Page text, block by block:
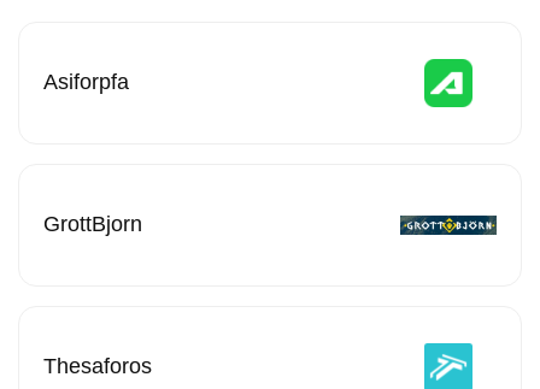
Asiforpfa
GrottBjorn
Thesaforos